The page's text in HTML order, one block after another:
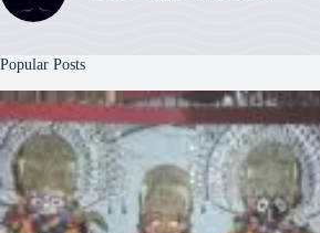
Popular Posts